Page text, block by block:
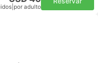
por adulto